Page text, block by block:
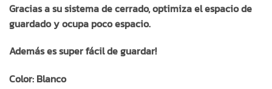
Gracias a su sistema de cerrado, optimiza el espacio de
guardado y ocupa poco espacio.
Además es super fácil de guardar!
Color: Blanco